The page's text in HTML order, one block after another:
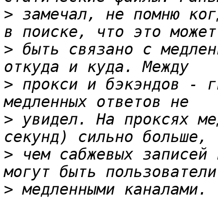
> замечал, не помню
> быть связано с
> прокси и бэкэндов -
> увидел. На проксях
> чем сабжевых
>